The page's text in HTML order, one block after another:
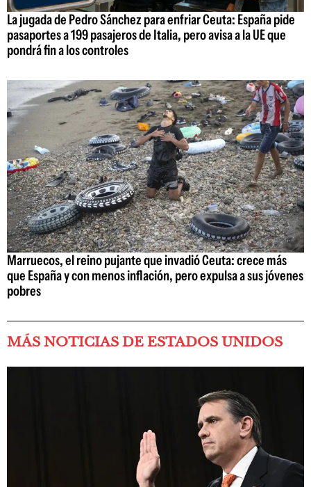
La jugada de Pedro Sánchez para enfriar Ceuta: España pide
pasaportes a 199 pasajeros de Italia, pero avisa a la UE que
pondrá fin a los controles
Marruecos, el reino pujante que invadió Ceuta: crece más
que España y con menos inflación, pero expulsa a sus jóvenes
pobres
MÁS NOTICIAS DE ESTADOS UNIDOS